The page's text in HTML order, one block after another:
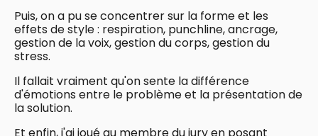
Puis, on a pu se concentrer sur la forme et les
effets de style : respiration, punchline, ancrage,
gestion de la voix, gestion du corps, gestion du
stress.
Il fallait vraiment qu'on sente la différence
d'émotions entre le problème et la présentation de
la solution.
Et enfin, j'ai joué au membre du jury en posant